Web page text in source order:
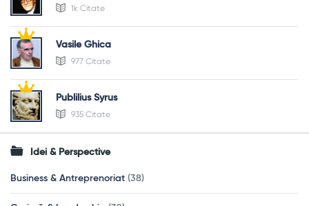
1k Citate
Vasile Ghica
977 Citate
Publilius Syrus
935 Citate
Idei & Perspective
Business & Antreprenoriat (38)